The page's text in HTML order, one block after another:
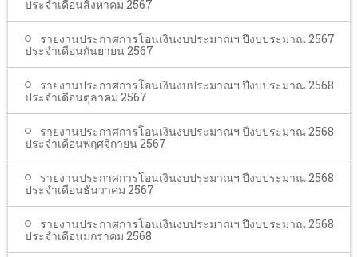
ประจำเดือนสิงหาคม 2567
รายงานประกาศการโอนเงินงบประมาณฯ ปีงบประมาณ 2567
ประจำเดือนกันยายน 2567
รายงานประกาศการโอนเงินงบประมาณฯ ปีงบประมาณ 2568
ประจำเดือนตุลาคม 2567
รายงานประกาศการโอนเงินงบประมาณฯ ปีงบประมาณ 2568
ประจำเดือนพฤศจิกายน 2567
รายงานประกาศการโอนเงินงบประมาณฯ ปีงบประมาณ 2568
ประจำเดือนธันวาคม 2567
รายงานประกาศการโอนเงินงบประมาณฯ ปีงบประมาณ 2568
ประจำเดือนมกราคม 2568